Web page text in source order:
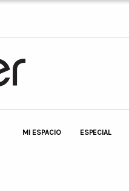
MI ESPACIO ESPECIAL